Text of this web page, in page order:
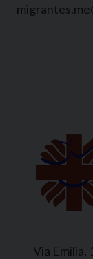
Via Emilia,